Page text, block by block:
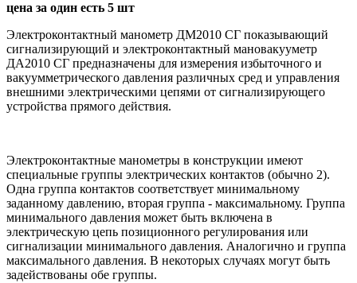
цена за один есть 5 шт
Электроконтактный манометр ДМ2010 СГ показывающий
сигнализирующий и электроконтактный мановакууметр
ДА2010 СГ предназначены для измерения избыточного и
вакуумметрического давления различных сред и управления
внешними электрическими цепями от сигнализирующего
устройства прямого действия.
Электроконтактные манометры в конструкции имеют
специальные группы электрических контактов (обычно 2).
Одна группа контактов соответствует минимальному
заданному давлению, вторая группа - максимальному. Группа
минимального давления может быть включена в
электрическую цепь позиционного регулирования или
сигнализации минимального давления. Аналогично и группа
максимального давления. В некоторых случаях могут быть
задействованы обе группы.